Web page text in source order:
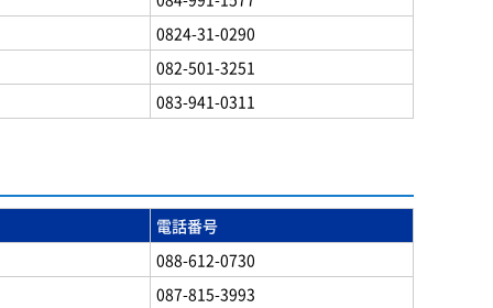
0824-31-0290
082-501-3251
083-941-0311
電話番号
088-612-0730
087-815-3993